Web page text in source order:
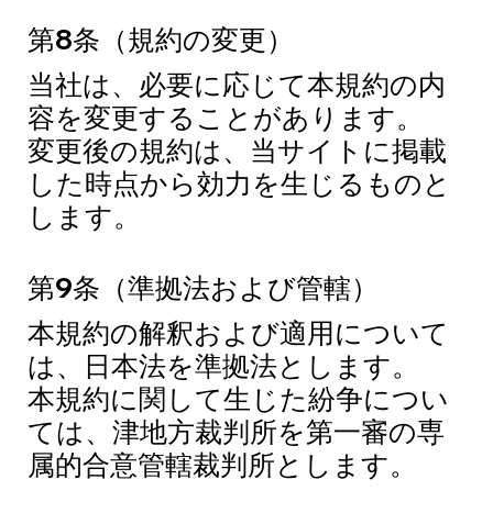
第8条（規約の変更）
当社は、必要に応じて本規約の内
容を変更することがあります。
変更後の規約は、当サイトに掲載
した時点から効力を生じるものと
します。
第9条（準拠法および管轄）
本規約の解釈および適用について
は、日本法を準拠法とします。
本規約に関して生じた紛争につい
ては、津地方裁判所を第一審の専
属的合意管轄裁判所とします。